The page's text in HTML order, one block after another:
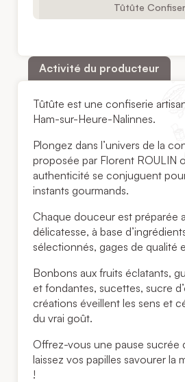
Tûtûte
Activité du producteur
Tûtûte est une confiserie
Ham-sur-Heure-Nalinnes.
Plongez dans l’univers de la
proposée par Florent ROULIN
authenticité se conjuguent
instants gourmands.
Chaque douceur est préparée
délicatesse, à base
sélectionnés, gages de qualité
Bonbons aux fruits éclatants,
et fondantes, sucettes, sucre
créations éveillent les sens et
du vrai goût.
Offrez-vous une pause sucrée
laissez vos papilles savourer la
!